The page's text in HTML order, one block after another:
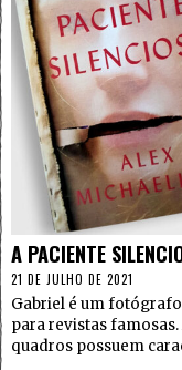
A PACIENTE
21 DE JULHO DE 2021
Gabriel é um
para revistas
quadros possuem